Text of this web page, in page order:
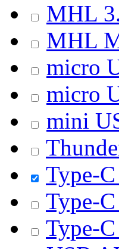
MHL
MHL
micro
micro
mini
Type-
Type-
Type-